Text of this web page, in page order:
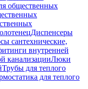
общественных
Диспенсеры
сантехнические,
внутренней
канализацииЛюки
Трубы для теплого
для теплого